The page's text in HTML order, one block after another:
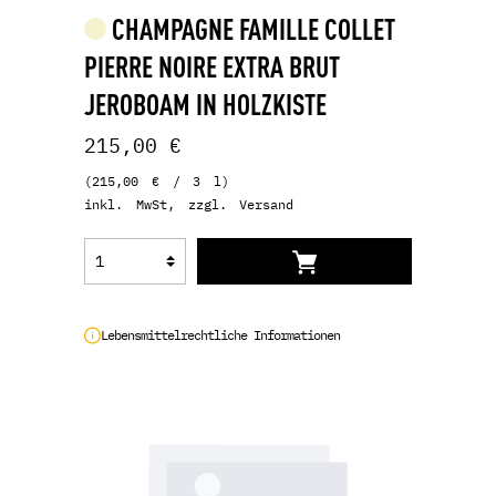
CHAMPAGNE FAMILLE COLLET
PIERRE NOIRE EXTRA BRUT
JEROBOAM IN HOLZKISTE
215,00 €
(215,00 € / 3 l)
inkl. MwSt, zzgl. Versand
Lebensmittelrechtliche Informationen